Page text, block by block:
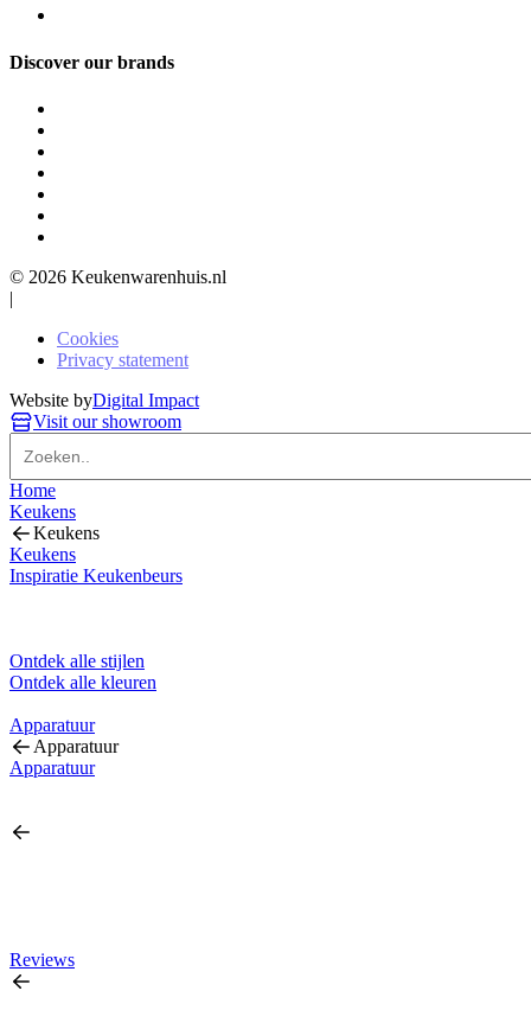
Discover our brands
© 2026 Keukenwarenhuis.nl
|
Cookies
Privacy statement
Website byDigital Impact
Visit our showroom
Home
Keukens
Keukens
Keukens
Inspiratie Keukenbeurs
Ontdek alle stijlen
Ontdek alle kleuren
Apparatuur
Apparatuur
Apparatuur
Reviews